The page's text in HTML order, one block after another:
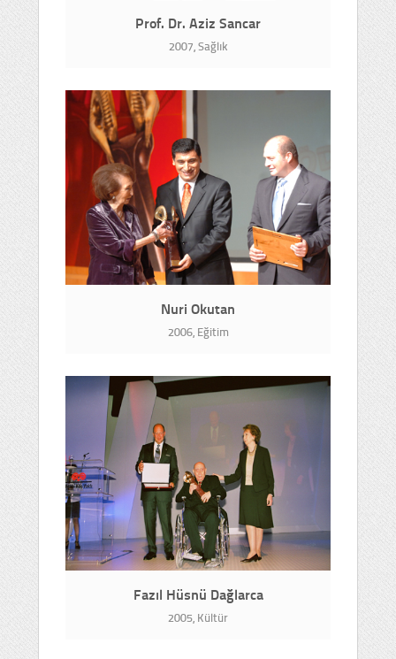
Prof. Dr. Aziz Sancar
2007, Sağlık
Nuri Okutan
2006, Eğitim
Fazıl Hüsnü Dağlarca
2005, Kültür